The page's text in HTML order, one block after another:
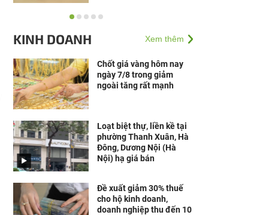
Nippon Paint khánh
Nam Tươi Đẹp” chào đón
KINH DOANH Xem thêm
Chốt giá vàng hôm nay
ngày 7/8 trong giảm
ngoài tăng rất mạnh
Loạt biệt thự, liền kề tại
phường Thanh Xuân, Hà
Đông, Dương Nội (Hà
Nội) hạ giá bán
Đề xuất giảm 30% thuế
cho hộ kinh doanh,
doanh nghiệp thu đến 10